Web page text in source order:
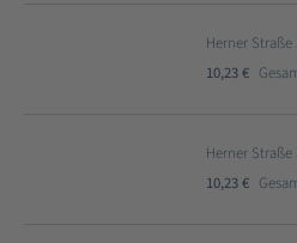
Herner
10,23 €
Herner
10,23 €